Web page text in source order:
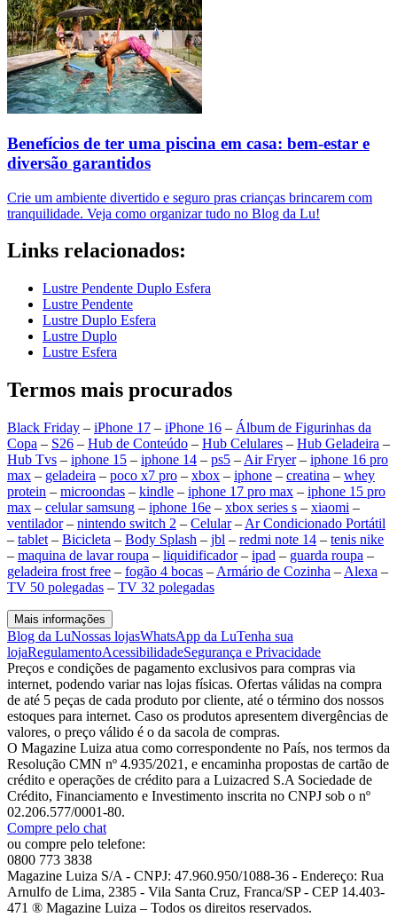
Benefícios de ter uma piscina em casa: bem-estar e
diversão garantidos
Crie um ambiente divertido e seguro pras crianças brincarem com
tranquilidade. Veja como organizar tudo no Blog da Lu!
Links relacionados:
Lustre Pendente Duplo Esfera
Lustre Pendente
Lustre Duplo Esfera
Lustre Duplo
Lustre Esfera
Termos mais procurados
Black Friday – iPhone 17 – iPhone 16 – Álbum de Figurinhas da
Copa – S26 – Hub de Conteúdo – Hub Celulares – Hub Geladeira –
Hub Tvs – iphone 15 – iphone 14 – ps5 – Air Fryer– iphone 16 pro
max – geladeira – poco x7 pro – xbox – iphone – creatina – whey
protein – microondas – kindle – iphone 17 pro max – iphone 15 pro
max – celular samsung – iphone 16e – xbox series s – xiaomi –
ventilador– nintendo switch 2 – Celular– Ar Condicionado Portátil
– tablet – Bicicleta – Body Splash – jbl – redmi note 14 – tenis nike
– maquina de lavar roupa – liquidificador– ipad – guarda roupa –
geladeira frost free – fogão 4 bocas – Armário de Cozinha – Alexa –
TV 50 polegadas – TV 32 polegadas
Mais informações
Blog da LuNossas lojasWhatsApp da LuTenha sua
lojaRegulamentoAcessibilidadeSegurança e Privacidade
Preços e condições de pagamento exclusivos para compras via
internet, podendo variar nas lojas físicas. Ofertas válidas na compra
de até 5 peças de cada produto por cliente, até o término dos nossos
estoques para internet. Caso os produtos apresentem divergências de
valores, o preço válido é o da sacola de compras.
O Magazine Luiza atua como correspondente no País, nos termos da
Resolução CMN nº 4.935/2021, e encaminha propostas de cartão de
crédito e operações de crédito para a Luizacred S.A Sociedade de
Crédito, Financiamento e Investimento inscrita no CNPJ sob o nº
02.206.577/0001-80.
Compre pelo chat
ou compre pelo telefone:
0800 773 3838
Magazine Luiza S/A - CNPJ: 47.960.950/1088-36 - Endereço: Rua
Arnulfo de Lima, 2385 - Vila Santa Cruz, Franca/SP - CEP 14.403-
471 ® Magazine Luiza – Todos os direitos reservados.